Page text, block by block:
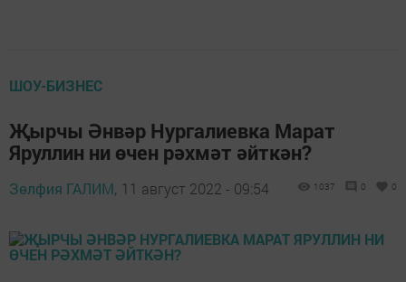
ШОУ-БИЗНЕС
Җырчы Әнвәр Нургалиевка Марат
Яруллин ни өчен рәхмәт әйткән?
Зөлфия ГАЛИМ, 11 август 2022 - 09:54 1037 0 0